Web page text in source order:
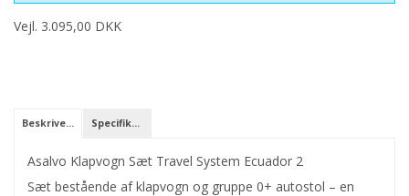
Vejl. 3.095,00 DKK
Beskrivelse Specifikationer
Asalvo Klapvogn Sæt Travel System Ecuador 2
Sæt bestående af klapvogn og gruppe 0+ autostol – en